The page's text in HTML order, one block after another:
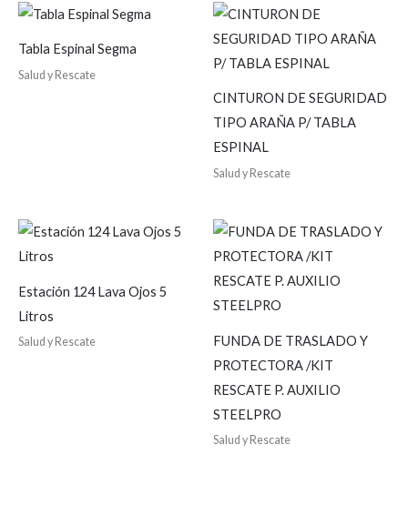
Tabla Espinal Segma
Salud y Rescate
CINTURON DE SEGURIDAD
TIPO ARAÑA P/ TABLA
ESPINAL
Salud y Rescate
Estación 124 Lava Ojos 5
Litros
Salud y Rescate
FUNDA DE TRASLADO Y
PROTECTORA /KIT
RESCATE P. AUXILIO
STEELPRO
Salud y Rescate